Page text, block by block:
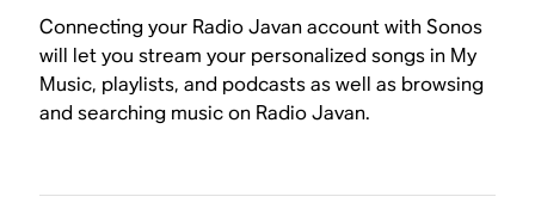
Connecting your Radio Javan account with Sonos
will let you stream your personalized songs in My
Music, playlists, and podcasts as well as browsing
and searching music on Radio Javan.